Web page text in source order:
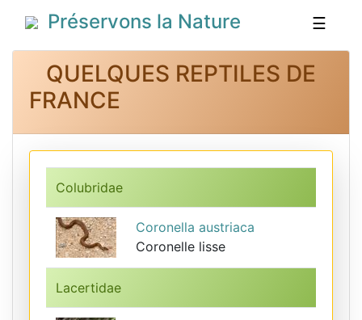
Préservons la Nature ☰
QUELQUES REPTILES DE
FRANCE
Colubridae
Coronella austriaca
Coronelle lisse
Lacertidae